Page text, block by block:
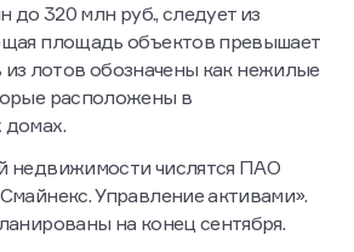
до 320 млн руб., следует из
площадь объектов превышает
из лотов обозначены как нежилые
расположены в
домах.
недвижимости числятся ПАО
Управление активами».
на конец сентября.